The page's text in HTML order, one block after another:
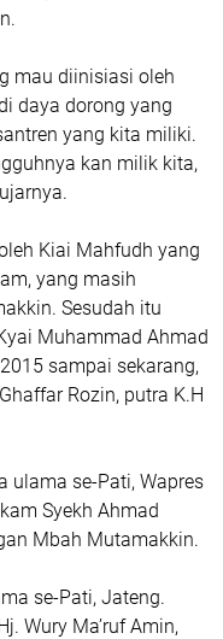
mau diinisiasi oleh
daya dorong yang
yang kita miliki.
kan milik kita,
Kiai Mahfudh yang
yang masih
Sesudah itu
Muhammad Ahmad
sampai sekarang,
Rozin, putra K.H
ulama se-Pati, Wapres
Syekh Ahmad
Mbah Mutamakkin.
se-Pati, Jateng.
Wury Ma’ruf Amin,